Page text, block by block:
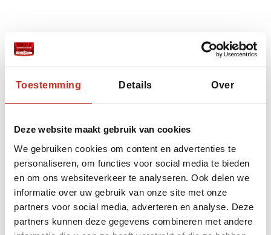
Toestemming Details Over
Deze website maakt gebruik van cookies
We gebruiken cookies om content en advertenties te
personaliseren, om functies voor social media te bieden
en om ons websiteverkeer te analyseren. Ook delen we
informatie over uw gebruik van onze site met onze
partners voor social media, adverteren en analyse. Deze
partners kunnen deze gegevens combineren met andere
Bouwstenen
volgende bouwstenen:
Tropisch Koh Chang